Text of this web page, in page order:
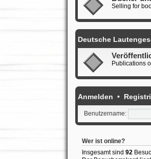
Selling for
Deutsche
Publications
Anmelden •
Benutzername:
Wer ist online?
Insgesamt sind 92